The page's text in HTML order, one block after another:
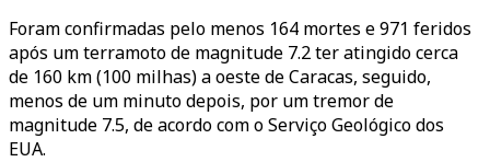
Foram confirmadas pelo menos 164 mortes e 971 feridos
após um terramoto de magnitude 7.2 ter atingido cerca
de 160 km (100 milhas) a oeste de Caracas, seguido,
menos de um minuto depois, por um tremor de
magnitude 7.5, de acordo com o Serviço Geológico dos
EUA.